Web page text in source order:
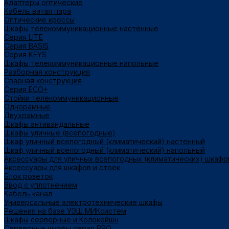
Адаптеры оптические
Кабель витая пара
Оптические кроссы
Шкафы телекоммуникационные настенные
Cерия LITE
Cерия BASIS
Cерия KEYS
Шкафы телекоммуникационные напольные
Разборная конструкция
Сварная конструкция
Серия ECO+
Стойки телекоммуникационные
Однорамные
Двухрамные
Шкафы антивандальные
Шкафы уличные (всепогодные)
Шкаф уличный всепогодный (климатический) настенный
Шкаф уличный всепогодный (климатический) напольный
Аксессуары для уличных всепогодных (климатических)
Аксессуары для шкафов и стоек
Блок розеток
Ввод с уплотнением
Кабель канал
Универсальные электротехнические шкафы
Решения на базе УЭШ МИКсистем
Шкафы серверные и Колокейшн